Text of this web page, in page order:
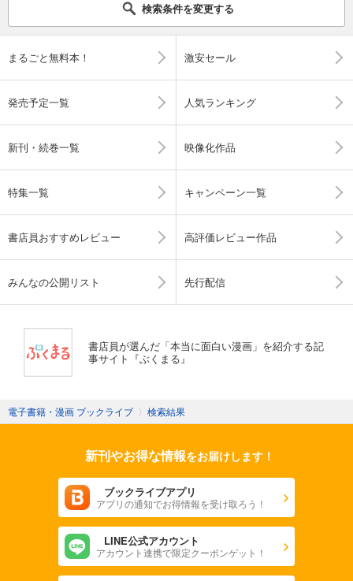
検索条件を変更する
まるごと無料本！ 激安セール
発売予定一覧 人気ランキング
新刊・続巻一覧 映像化作品
特集一覧 キャンペーン一覧
書店員おすすめレビュー 高評価レビュー作品
みんなの公開リスト 先行配信
書店員が選んだ「本当に面白い漫画」を紹介する記
事サイト『ぶくまる』
電子書籍・漫画 ブックライブ 〉 検索結果
新刊やお得な情報をお届けします！
ブックライブアプリ
アプリの通知でお得情報を受け取ろう！
LINE公式アカウント
アカウント連携で限定クーポンゲット！